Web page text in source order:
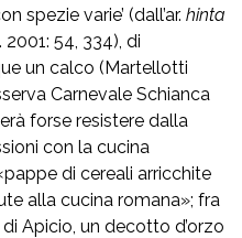
spezie varie’ (dall’ar. hinta
2001: 54, 334), di
un calco (Martellotti
Carnevale Schianca
forse resistere dalla
con la cucina
di cereali arricchite
alla cucina romana»; fra
Apicio, un decotto d’orzo